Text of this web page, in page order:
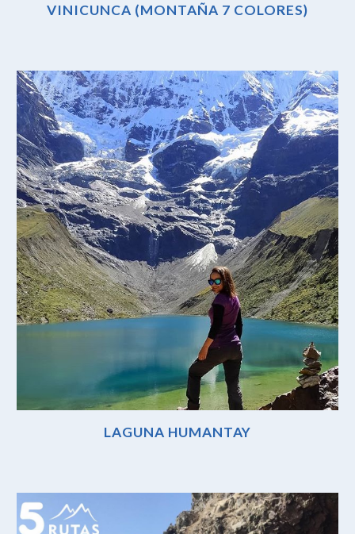
VINICUNCA (MONTAÑA 7 COLORES)
LAGUNA HUMANTAY